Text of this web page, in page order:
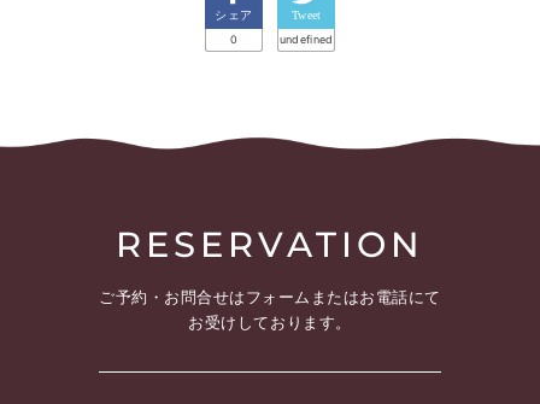
シェア
0
Tweet
undefined
RESERVATION
ご予約・お問合せはフォームまたはお電話にて
お受けしております。